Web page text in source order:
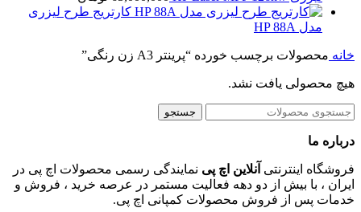
کارتریج طرح لیزری
مدل HP 88A
خانه محصولات برچسب خورده “پرینتر A3 زن رنگی”
هیچ محصولی یافت نشد.
جستجو
درباره ما
فروشگاه اینترنتی آنلاین اچ پی نمایندگی رسمی محصولات اچ پی در
ایران ، با بیش از دو دهه فعالیت مستمر در عرصه خرید ، فروش و
خدمات پس از فروش محصولات کمپانی اچ پی.